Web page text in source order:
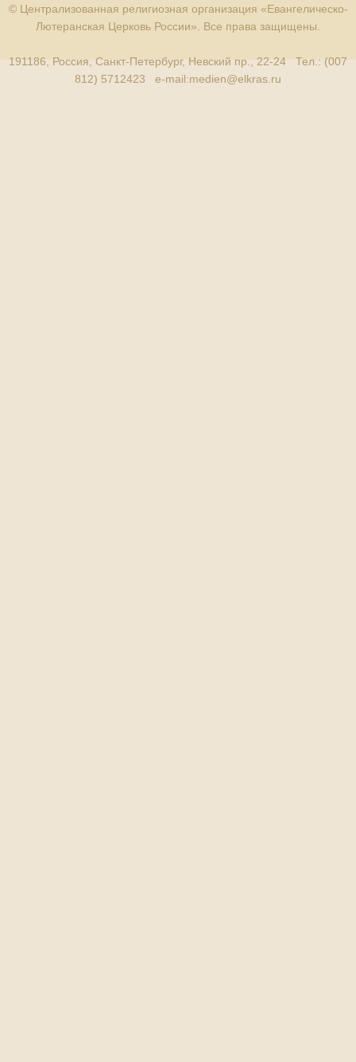
© Централизованная религиозная организация «Евангелическо-
Лютеранская Церковь России». Все права защищены.
191186, Россия, Санкт-Петербург, Невский пр., 22-24 Тел.: (007
812) 5712423 e-mail:medien@elkras.ru